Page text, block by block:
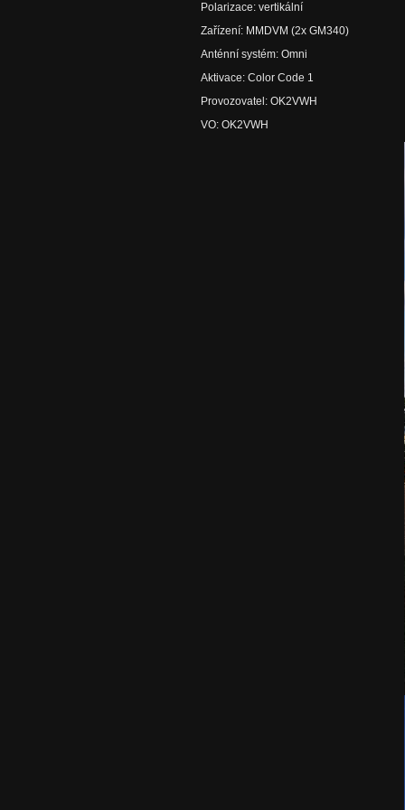
Polarizace: vertikální
Zařízení: MMDVM (2x GM340)
Anténní systém: Omni
Aktivace: Color Code 1
Provozovatel: OK2VWH
VO: OK2VWH